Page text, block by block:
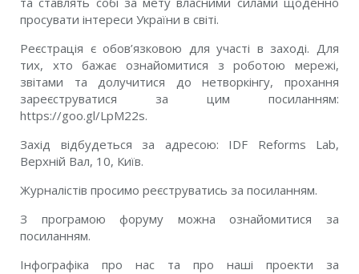
просувати інтереси України в світі.
Реєстрація є обов’язковою для участі в заході. Для
тих, хто бажає ознайомитися з роботою мережі,
звітами та долучитися до нетворкінгу, прохання
зареєструватися за цим посиланням:
https://goo.gl/LpM22s.
Захід відбудеться за адресою: IDF Reforms Lab,
Верхній Вал, 10, Київ.
Журналістів просимо реєструватись за посиланням.
З програмою форуму можна ознайомитися
за
посиланням.
Інфографіка про нас та про наші проекти
за